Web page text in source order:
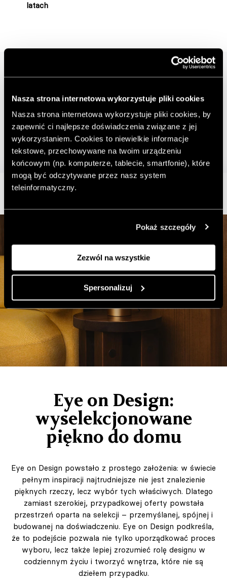
Nasza strona internetowa wykorzystuje pliki cookies
Nasza strona internetowa wykorzystuje pliki cookies, by
zapewnić ci najlepsze doświadczenia związane z jej
wykorzystaniem. Cookies to niewielkie informacje
tekstowe, przechowywane na twoim urządzeniu
końcowym (np. komputerze, tablecie, smartfonie), które
mogą być odczytywane przez nasz system
teleinformatyczny.
Pokaż szczegóły
Zezwól na wszystkie
Spersonalizuj
latach
Eye on Design:
wyselekcjonowane
piękno do domu
Eye on Design powstało z prostego założenia: w świecie
pełnym inspiracji najtrudniejsze nie jest znalezienie
pięknych rzeczy, lecz wybór tych właściwych. Dlatego
zamiast szerokiej, przypadkowej oferty powstała
przestrzeń oparta na selekcji – przemyślanej, spójnej i
budowanej na doświadczeniu. Eye on Design podkreśla,
że to podejście pozwala nie tylko uporządkować proces
wyboru, lecz także lepiej zrozumieć rolę designu w
codziennym życiu i tworzyć wnętrza, które nie są
dziełem przypadku.